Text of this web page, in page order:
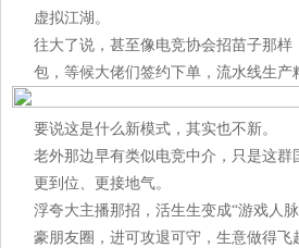
虚拟江湖。
往大了说，甚至像电竞协会招苗子那样
包，等候大佬们签约下单，流水线生产
要说这是什么新模式，其实也不新。
老外那边早有类似电竞中介，只是这群
更到位、更接地气。
浮夸大主播那招，活生生变成“游戏人
豪朋友圈，进可攻退可守，生意做得飞